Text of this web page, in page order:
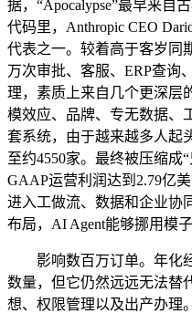
据，“Apocalypse”最早来自
代码里，Anthropic CEO
代表之一。较着高于客岁同
万次审批、客服、ERP查询
理，素质上来自几个更深层
模效应、品牌、专无数据、
套系统，由于越来越多人起
至约4550家。最终被压缩成
GAAP运营利润达到2.79亿
进入工做流、数据和企业协
布局，AI Agent能够挪用模
影响数百万订单。年化经
数量，但它仍然远远无法替
想、权限管理以及出产办理